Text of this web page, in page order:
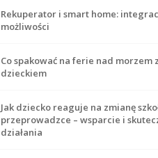
Rekuperator i smart home:
możliwości
Co spakować na ferie nad morzem z
dzieckiem
Jak dziecko reaguje na zmianę
przeprowadzce – wsparcie i
działania